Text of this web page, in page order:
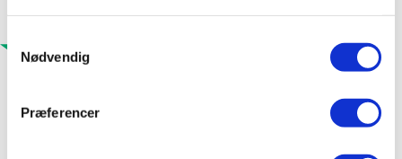
Nødvendig
Præferencer